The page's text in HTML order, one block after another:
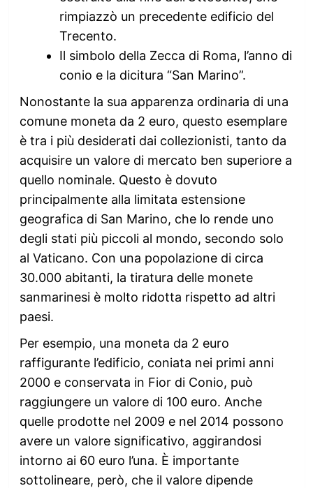
rimpiazzò un precedente edificio del
Trecento.
Il simbolo della Zecca di Roma, l’anno di
conio e la dicitura “San Marino”.
Nonostante la sua apparenza ordinaria di una
comune moneta da 2 euro, questo esemplare
è tra i più desiderati dai collezionisti, tanto da
acquisire un valore di mercato ben superiore a
quello nominale. Questo è dovuto
principalmente alla limitata estensione
geografica di San Marino, che lo rende uno
degli stati più piccoli al mondo, secondo solo
al Vaticano. Con una popolazione di circa
30.000 abitanti, la tiratura delle monete
sanmarinesi è molto ridotta rispetto ad altri
paesi.
Per esempio, una moneta da 2 euro
raffigurante l’edificio, coniata nei primi anni
2000 e conservata in Fior di Conio, può
raggiungere un valore di 100 euro. Anche
quelle prodotte nel 2009 e nel 2014 possono
avere un valore significativo, aggirandosi
intorno ai 60 euro l’una. È importante
sottolineare, però, che il valore dipende